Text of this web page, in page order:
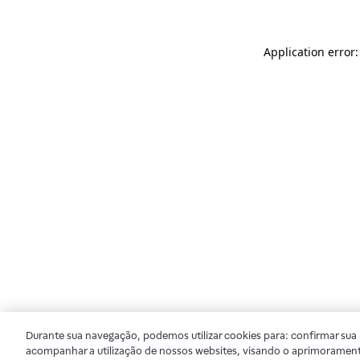
Application
Durante sua navegação, podemos utilizar cookies para: confirmar
acompanhar a utilização de nossos websites, visando o